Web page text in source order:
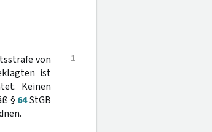
1
von
ist
Keinen
§ 64StGB